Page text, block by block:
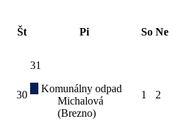
Št Pi So Ne
30
31
Komunálny odpad
Michalová
(Brezno)
1 2